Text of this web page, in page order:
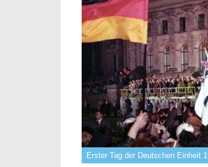
Erster Tag der Deutschen Einheit